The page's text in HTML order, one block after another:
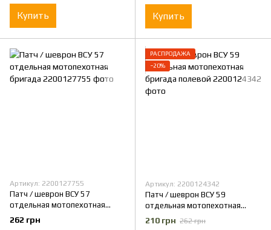
Купить Купить
Артикул: 2200127755
Патч / шеврон ВСУ 57
отдельная мотопехотная
бригада
262 грн
РАСПРОДАЖА
−20%
Артикул: 2200124342
Патч / шеврон ВСУ 59
отдельная мотопехотная
бригада полевой
210 грн 262 грн